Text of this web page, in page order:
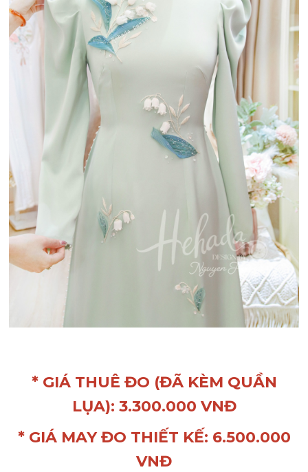
* GIÁ THUÊ ĐO (ĐÃ KÈM QUẦN
LỤA): 3.300.000 VNĐ
* GIÁ MAY ĐO THIẾT KẾ: 6.500.000
VNĐ